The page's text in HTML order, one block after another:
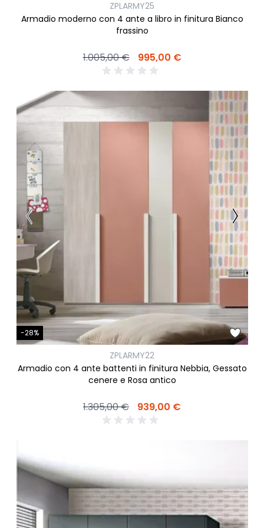
ZPLARMY25
Armadio moderno con 4 ante a libro in finitura Bianco
frassino
1.005,00 € 995,00 €
-28%
ZPLARMY22
Armadio con 4 ante battenti in finitura Nebbia, Gessato
cenere e Rosa antico
1.305,00 € 939,00 €